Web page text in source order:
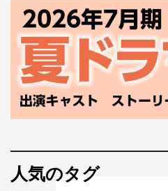
人気のタグ